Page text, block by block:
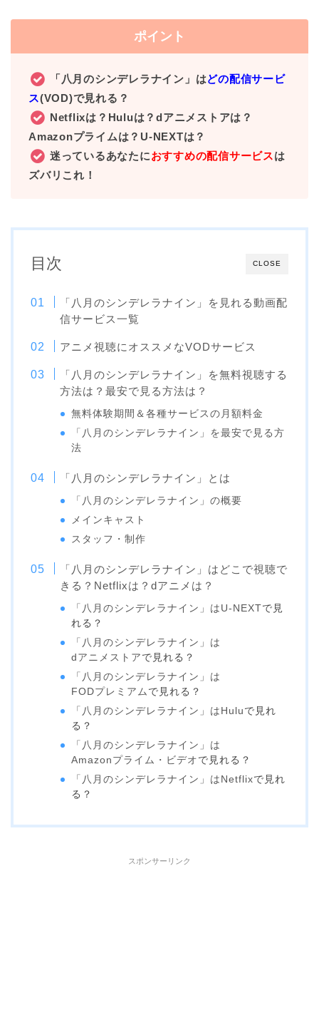
ポイント
「八月のシンデレラナイン」はどの配信サービ
ス(VOD)で見れる？
Netflixは？Huluは？dアニメストアは？
Amazonプライムは？U-NEXTは？
迷っているあなたにおすすめの配信サービスは
ズバリこれ！
CLOSE
目次
「八月のシンデレラナイン」を見れる動画配
信サービス一覧
アニメ視聴にオススメなVODサービス
「八月のシンデレラナイン」を無料視聴する
方法は？最安で見る方法は？
無料体験期間＆各種サービスの月額料金
「八月のシンデレラナイン」を最安で見る方
法
「八月のシンデレラナイン」とは
「八月のシンデレラナイン」の概要
メインキャスト
スタッフ・制作
「八月のシンデレラナイン」はどこで視聴で
きる？Netflixは？dアニメは？
「八月のシンデレラナイン」は U-NEXTで見
れる？
「八月のシンデレラナイン」は
dアニメストア で見れる？
「八月のシンデレラナイン」は
FODプレミアム で見れる？
「八月のシンデレラナイン」は Hulu で見れ
る？
「八月のシンデレラナイン」は
Amazonプライム・ビデオ で見れる？
「八月のシンデレラナイン」は Netflixで見れ
る？
スポンサーリンク